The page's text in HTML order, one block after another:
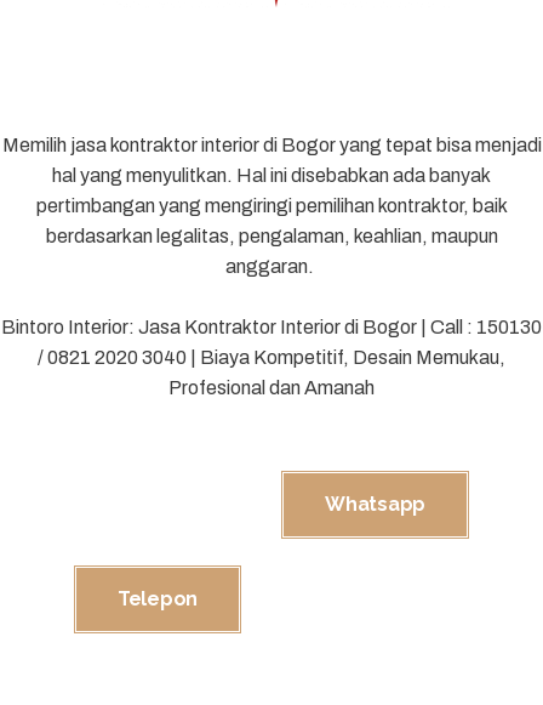
Memilih jasa kontraktor interior di Bogor yang tepat bisa menjadi
hal yang menyulitkan. Hal ini disebabkan ada banyak
pertimbangan yang mengiringi pemilihan kontraktor, baik
berdasarkan legalitas, pengalaman, keahlian, maupun
anggaran.
Bintoro Interior: Jasa Kontraktor Interior di Bogor | Call : 150130
/ 0821 2020 3040 | Biaya Kompetitif, Desain Memukau,
Profesional dan Amanah
Whatsapp
Telepon